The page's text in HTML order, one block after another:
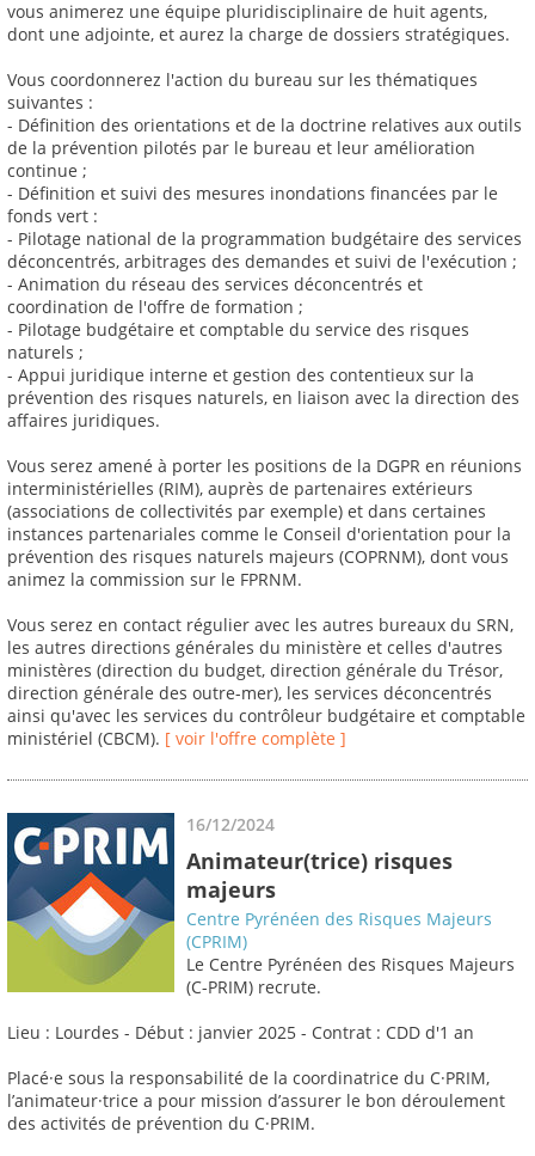
vous animerez une équipe pluridisciplinaire de huit agents,
dont une adjointe, et aurez la charge de dossiers stratégiques.
Vous coordonnerez l'action du bureau sur les thématiques
suivantes :
- Définition des orientations et de la doctrine relatives aux outils
de la prévention pilotés par le bureau et leur amélioration
continue ;
- Définition et suivi des mesures inondations financées par le
fonds vert :
- Pilotage national de la programmation budgétaire des services
déconcentrés, arbitrages des demandes et suivi de l'exécution ;
- Animation du réseau des services déconcentrés et
coordination de l'offre de formation ;
- Pilotage budgétaire et comptable du service des risques
naturels ;
- Appui juridique interne et gestion des contentieux sur la
prévention des risques naturels, en liaison avec la direction des
affaires juridiques.
Vous serez amené à porter les positions de la DGPR en réunions
interministérielles (RIM), auprès de partenaires extérieurs
(associations de collectivités par exemple) et dans certaines
instances partenariales comme le Conseil d'orientation pour la
prévention des risques naturels majeurs (COPRNM), dont vous
animez la commission sur le FPRNM.
Vous serez en contact régulier avec les autres bureaux du SRN,
les autres directions générales du ministère et celles d'autres
ministères (direction du budget, direction générale du Trésor,
direction générale des outre-mer), les services déconcentrés
ainsi qu'avec les services du contrôleur budgétaire et comptable
ministériel (CBCM). [ voir l'offre complète ]
16/12/2024
Animateur(trice) risques
majeurs
Centre Pyrénéen des Risques Majeurs
(CPRIM)
Le Centre Pyrénéen des Risques Majeurs
(C-PRIM) recrute.
Lieu : Lourdes - Début : janvier 2025 - Contrat : CDD d'1 an
Placé·e sous la responsabilité de la coordinatrice du C·PRIM,
l’animateur·trice a pour mission d’assurer le bon déroulement
des activités de prévention du C·PRIM.